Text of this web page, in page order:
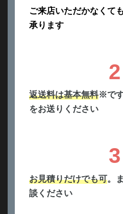
ご来店いただかなくても
承ります
2
返送料は基本無料※で
をお送りください
3
お見積りだけでも可。
談ください